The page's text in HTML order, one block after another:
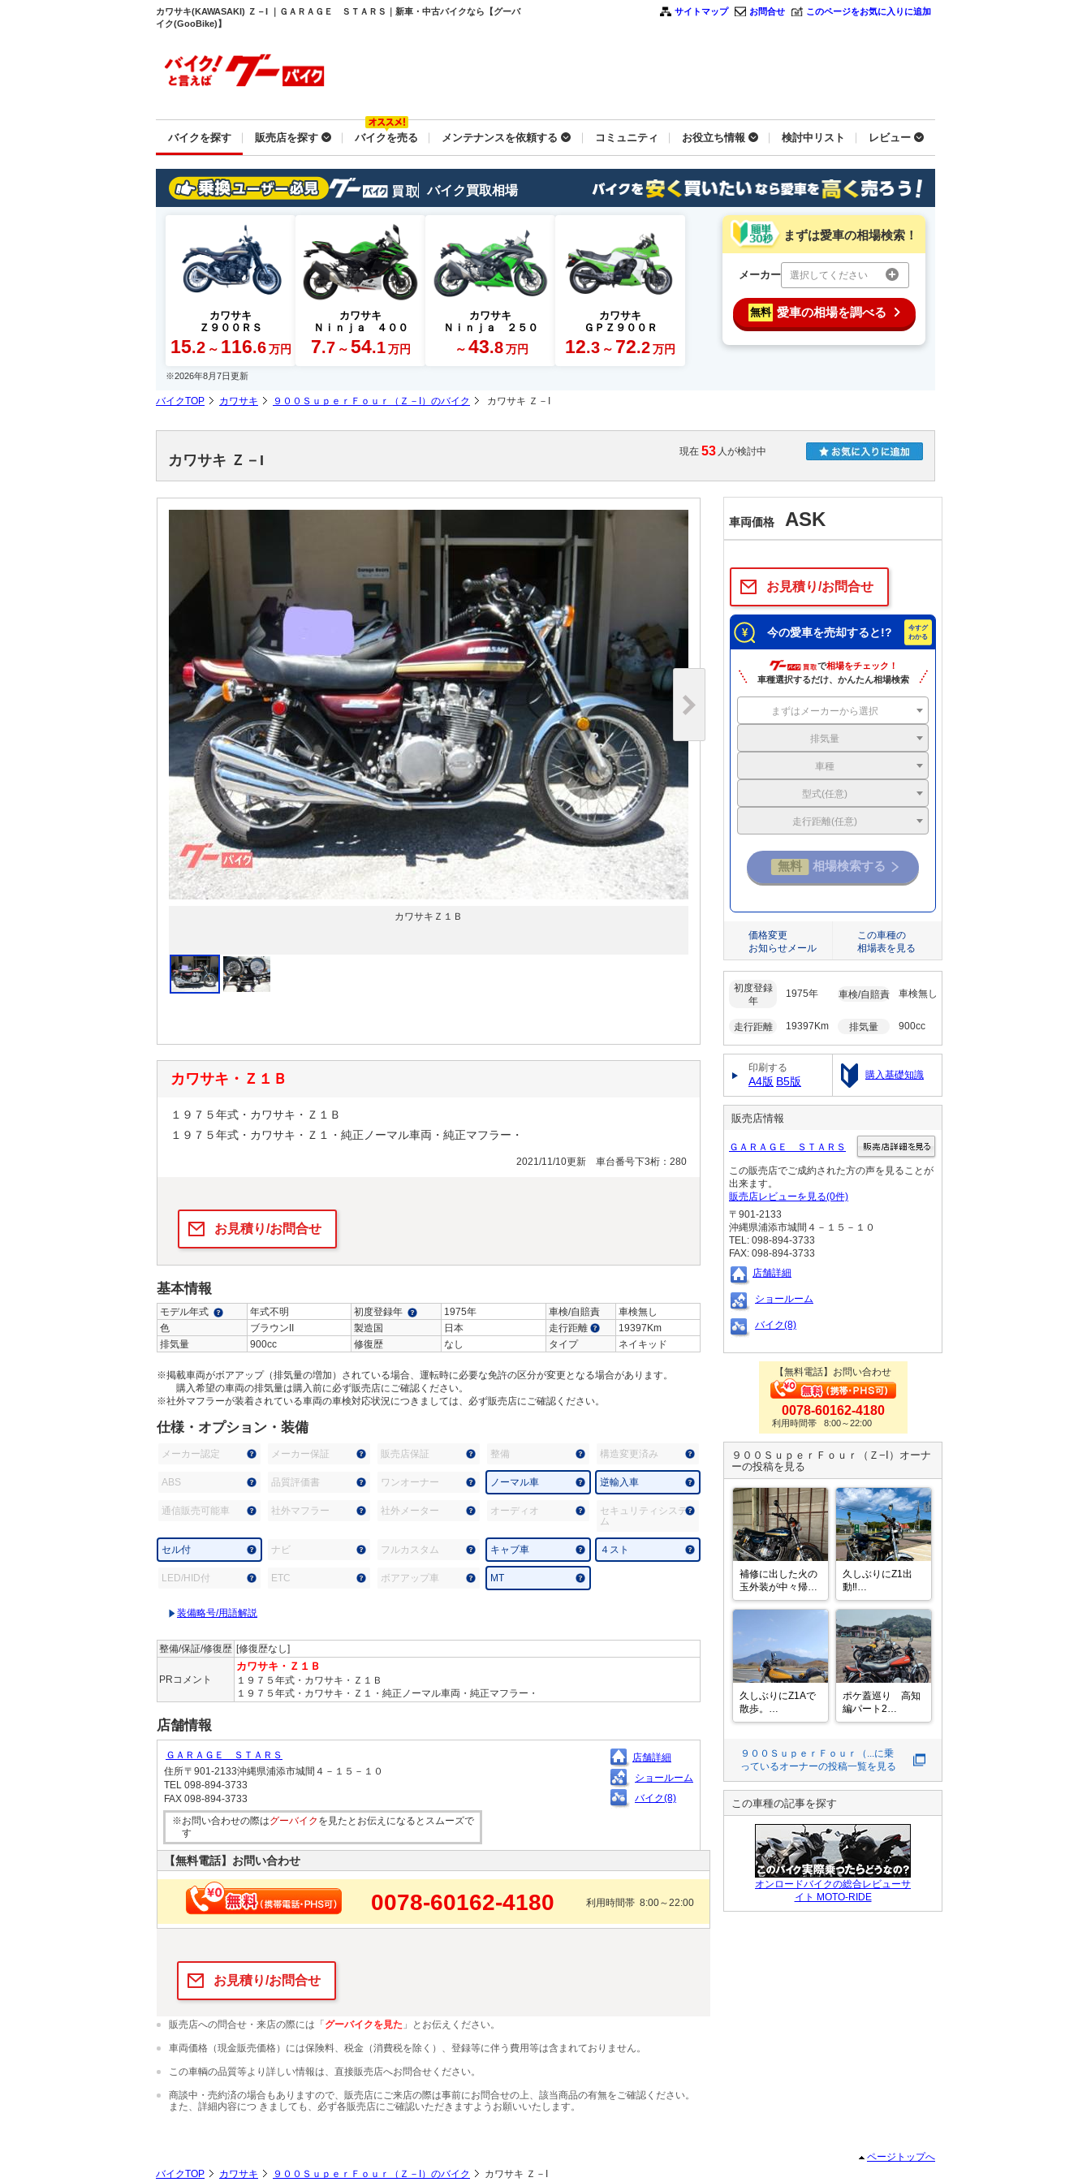
カワサキ(KAWASAKI) Ｚ－I ｜ＧＡＲＡＧＥ ＳＴＡＲＳ｜新車・中古バイクなら【グーバ
イク(GooBike)】
サイトマップ お問合せ このページをお気に入りに追加
バイクを探す 販売店を探す バイクを売る メンテナンスを依頼する コミュニティ お役立ち情報 検討中リスト レビュー
バイク買取相場
カワサキ
Ｚ９００ＲＳ
15.2 ～ 116.6 万円
カワサキ
Ｎｉｎｊａ ４００
7.7 ～ 54.1 万円
カワサキ
Ｎｉｎｊａ ２５０
～ 43.8 万円
カワサキ
ＧＰＺ９００Ｒ
12.3 ～ 72.2万円
まずは愛車の相場検索！
メーカー 選択してください
無料 愛車の相場を調べる
※2026年8月7日更新
バイクTOP カワサキ ９００ＳｕｐｅｒＦｏｕｒ（Ｚ－I）のバイク カワサキ Ｚ－I
現在 53 人が検討中
カワサキ Ｚ－I
カワサキＺ１Ｂ
カワサキ・Ｚ１Ｂ
１９７５年式・カワサキ・Ｚ１Ｂ
１９７５年式・カワサキ・Ｚ１・純正ノーマル車両・純正マフラー・
2021/11/10更新 車台番号下3桁：280
お見積り/お問合せ
基本情報
モデル年式 年式不明 初度登録年 1975年 車検/自賠責
車検無し
色
ブラウンII 製造国 日本 走行距離
19397Km
排気量
900cc 修復歴 なし タイプ ネイキッド
※掲載車両がボアアップ（排気量の増加）されている場合、運転時に必要な免許の区分が変更となる場合があります。
購入希望の車両の排気量は購入前に必ず販売店にご確認ください。
※社外マフラーが装着されている車両の車検対応状況につきましては、必ず販売店にご確認ください。
仕様・オプション・装備
メーカー認定 メーカー保証 販売店保証 整備 構造変更済み
ABS 品質評価書 ワンオーナー ノーマル車 逆輸入車
通信販売可能車 社外マフラー 社外メーター オーディオ
セキュリティシステ
ム
セル付 ナビ フルカスタム キャブ車 ４スト
LED/HID付 ETC ボアアップ車 MT
装備略号/用語解説
整備/保証/修復歴 [修復歴なし]
PRコメント
カワサキ・Ｚ１Ｂ
１９７５年式・カワサキ・Ｚ１Ｂ
１９７５年式・カワサキ・Ｚ１・純正ノーマル車両・純正マフラー・
店舗情報
ＧＡＲＡＧＥ ＳＴＡＲＳ
住所〒901-2133沖縄県浦添市城間４－１５－１０
TEL 098-894-3733
FAX 098-894-3733
※お問い合わせの際はグーバイク を見たとお伝えになるとスムーズで
す
店舗詳細
ショールーム
バイク(8)
【無料電話】お問い合わせ
0078-60162-4180 利用時間帯 8:00～22:00
お見積り/お問合せ
販売店への問合せ・来店の際には「グーバイクを見た 」とお伝えください。
車両価格（現金販売価格）には保険料、税金（消費税を除く）、登録等に伴う費用等は含まれておりません。
この車輌の品質等より詳しい情報は、直接販売店へお問合せください。
商談中・売約済の場合もありますので、販売店にご来店の際は事前にお問合せの上、該当商品の有無をご確認ください。
また、詳細内容につ きましても、必ず各販売店にご確認いただきますようお願いいたします。
車両価格 ASK
お見積り/お問合せ
今の愛車を売却すると!?
で相場をチェック！
車種選択するだけ、かんたん相場検索
まずはメーカーから選択
排気量
車種
型式(任意)
走行距離(任意)
価格変更
お知らせメール
この車種の
相場表を見る
初度登録
年
1975年 車検/自賠責 車検無し
走行距離 19397Km 排気量 900cc
印刷する
A4版 B5版 購入基礎知識
販売店情報
ＧＡＲＡＧＥ ＳＴＡＲＳ
この販売店でご成約された方の声を見ることが
出来ます。
販売店レビューを見る(0件)
〒901-2133
沖縄県浦添市城間４－１５－１０
TEL: 098-894-3733
FAX: 098-894-3733
店舗詳細
ショールーム
バイク(8)
【無料電話】お問い合わせ
0078-60162-4180
利用時間帯 8:00～22:00
９００ＳｕｐｅｒＦｏｕｒ（Ｚ−I） オーナ
ーの投稿を見る
補修に出した火の
玉外装が中々帰っ
て来ないので前回
の2Fタイガーカラ
2S玉虫カラーに載
せ替えてます😘
久しぶりにZ1出
動‼︎
たまにしか乗らな
いのに調子がイイ
👍
久しぶりにZ1Aで
散歩。
お気に入りの撮影
ポイントで。
イチゴスィーツ
昨年はこのZ1もい
ろいろ修理して大
変でしたが、現在
ポケ蓋巡り　高知
編パート2
昼飯は鰹をいただ
９００ＳｕｐｅｒＦｏｕｒ（
に乗
っているオーナーの投稿一覧を見る
この車種の記事を探す
オンロードバイクの総合レビューサ
イト MOTO-RIDE
ページトップへ
バイクTOP
カワサキ ９００ＳｕｐｅｒＦｏｕｒ（Ｚ－I）のバイク カワサキ Ｚ－I